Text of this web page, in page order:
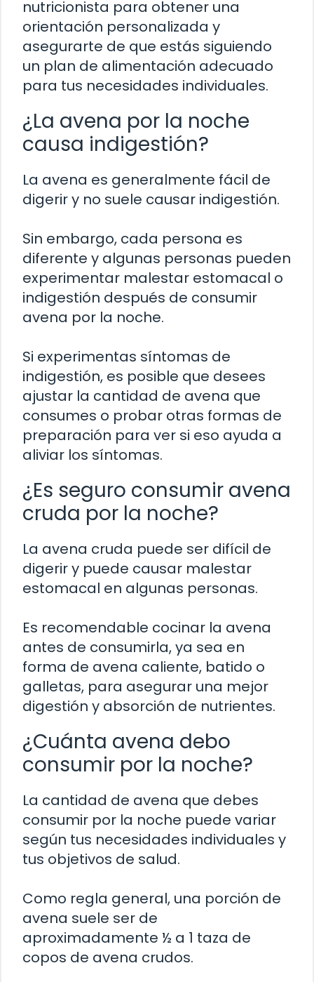
nutricionista para obtener una
orientación personalizada y
asegurarte de que estás siguiendo
un plan de alimentación adecuado
para tus necesidades individuales.
¿La avena por la noche
causa indigestión?
La avena es generalmente fácil de
digerir y no suele causar indigestión.
Sin embargo, cada persona es
diferente y algunas personas pueden
experimentar malestar estomacal o
indigestión después de consumir
avena por la noche.
Si experimentas síntomas de
indigestión, es posible que desees
ajustar la cantidad de avena que
consumes o probar otras formas de
preparación para ver si eso ayuda a
aliviar los síntomas.
¿Es seguro consumir avena
cruda por la noche?
La avena cruda puede ser difícil de
digerir y puede causar malestar
estomacal en algunas personas.
Es recomendable cocinar la avena
antes de consumirla, ya sea en
forma de avena caliente, batido o
galletas, para asegurar una mejor
digestión y absorción de nutrientes.
¿Cuánta avena debo
consumir por la noche?
La cantidad de avena que debes
consumir por la noche puede variar
según tus necesidades individuales y
tus objetivos de salud.
Como regla general, una porción de
avena suele ser de
aproximadamente ½ a 1 taza de
copos de avena crudos.